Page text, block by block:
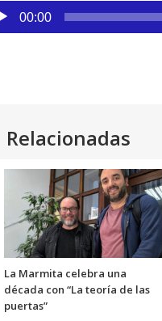
00:00
Relacionadas
La Marmita celebra una
década con “La teoría de las
puertas”